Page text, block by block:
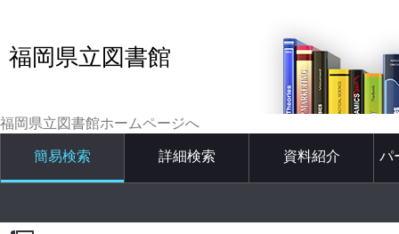
福岡県立図書館
福岡県立図書館ホームページへ
簡易検索 詳細検索 資料紹介 パ